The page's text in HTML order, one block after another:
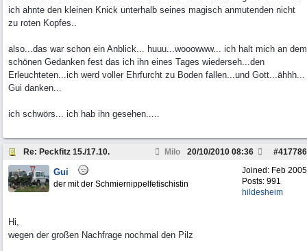
ich ahnte den kleinen Knick unterhalb seines magisch anmutenden nicht
zu roten Kopfes..
also...das war schon ein Anblick... huuu...wooowww... ich halt mich an dem
schönen Gedanken fest das ich ihn eines Tages wiederseh...den
Erleuchteten...ich werd voller Ehrfurcht zu Boden fallen...und Gott...ähhh...
Gui danken...
ich schwörs... ich hab ihn gesehen.....
Re: Peckfitz 15./17.10. Milo #417786
20/10/2010 08:36
Joined: Feb 2005
Posts: 991
hildesheim
Gui
der mit der Schmiernippelfetischistin
Hi,
wegen der großen Nachfrage nochmal den Pilz